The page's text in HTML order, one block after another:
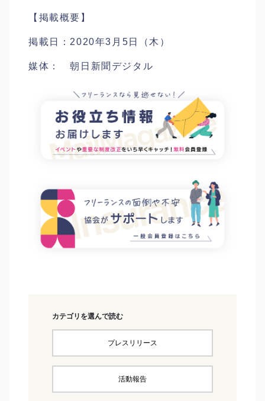
【掲載概要】
掲載日：2020年3月5日（木）
媒体： 朝日新聞デジタル
カテゴリを選んで読む
プレスリリース
活動報告